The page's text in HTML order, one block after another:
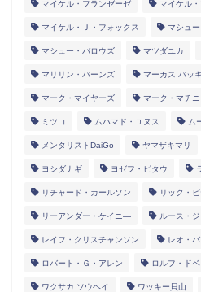
マイケル・フランゼーゼ マイケル
マイケル・Ｊ・フォックス マシュ
マシュー・バロウズ マツダユカ
マリリン・バーンズ マーカス バッ
マーク・マイヤーズ マーク・マチニ
ミツコ ムハマド・ユヌス ム
メンタリストDaiGo ヤマザキマリ
ヨシダナギ ヨゼフ・ピタウ
リチャード・カールソン リック・
リーアンダー・ケイニ― ルース・
レイフ・クリスチャンソン レオ・
ロバート・Ｇ・アレン ロルフ・ドベ
ワクサカ ソウヘイ ワッキー貝山